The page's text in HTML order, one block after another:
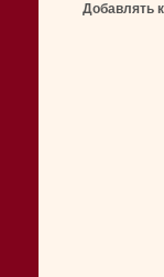
Добавлять